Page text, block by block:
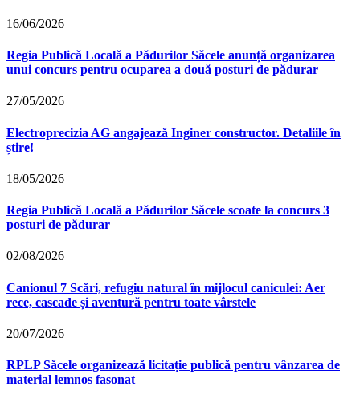
16/06/2026
Regia Publică Locală a Pădurilor Săcele anunță organizarea
unui concurs pentru ocuparea a două posturi de pădurar
27/05/2026
Electroprecizia AG angajează Inginer constructor. Detaliile în
știre!
18/05/2026
Regia Publică Locală a Pădurilor Săcele scoate la concurs 3
posturi de pădurar
02/08/2026
Canionul 7 Scări, refugiu natural în mijlocul caniculei: Aer
rece, cascade și aventură pentru toate vârstele
20/07/2026
RPLP Săcele organizează licitație publică pentru vânzarea de
material lemnos fasonat